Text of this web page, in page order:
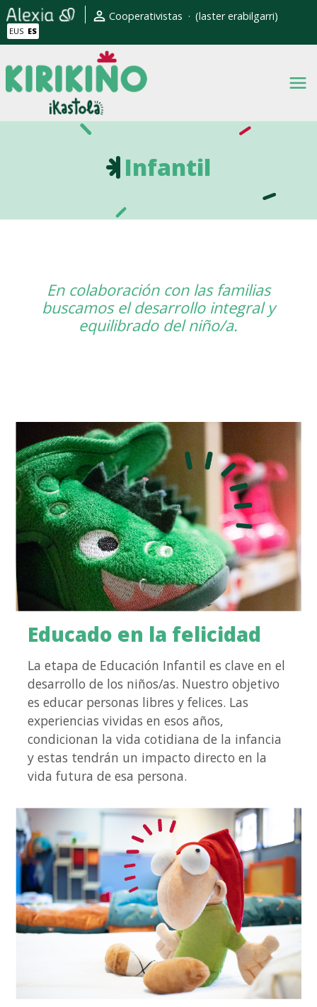
Pasar al contenido principalErabiltzaile kontuaren
Cooperativistas (laster erabilgarri)
EUS ES
Infantil
En colaboración con las familias
buscamos el desarrollo integral y
equilibrado del niño/a.
Educado en la felicidad
La etapa de Educación Infantil es clave en el
desarrollo de los niños/as. Nuestro objetivo
es educar personas libres y felices. Las
experiencias vividas en esos años,
condicionan la vida cotidiana de la infancia
y estas tendrán un impacto directo en la
vida futura de esa persona.